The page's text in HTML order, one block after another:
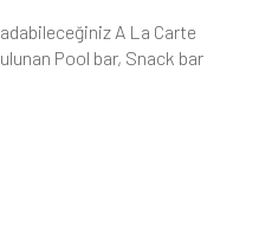
A La Carte
Pool bar, Snack bar